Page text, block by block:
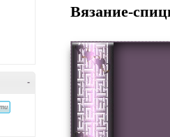
-
Вязание-